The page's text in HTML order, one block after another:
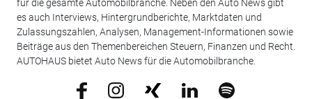
für die gesamte Automobilbranche. Neben den Auto News gibt
es auch Interviews, Hintergrundberichte, Marktdaten und
Zulassungszahlen, Analysen, Management-Informationen sowie
Beiträge aus den Themenbereichen Steuern, Finanzen und Recht.
AUTOHAUS bietet Auto News für die Automobilbranche.